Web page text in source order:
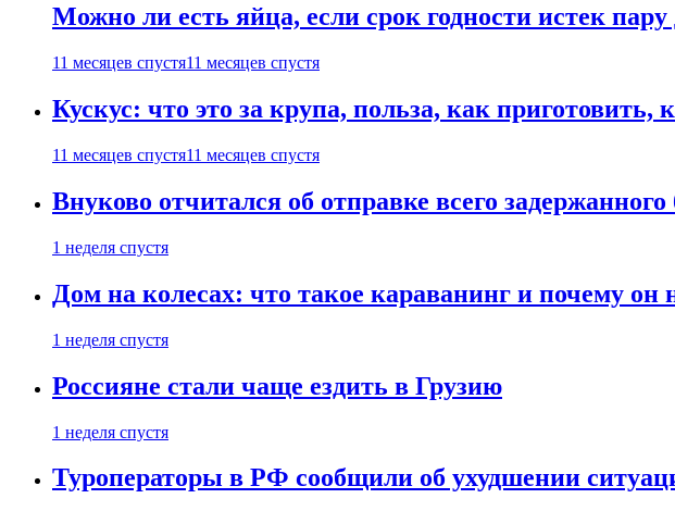
Можно ли есть яйца, если срок годности истек пару
11 месяцев спустя11 месяцев спустя
Кускус: что это за крупа, польза, как приготовить,
11 месяцев спустя11 месяцев спустя
Внуково отчитался об отправке всего
1 неделя спустя
Дом на колесах: что такое караванинг и почему он
1 неделя спустя
Россияне стали чаще ездить в Грузию
1 неделя спустя
Туроператоры в РФ сообщили об ухудшении